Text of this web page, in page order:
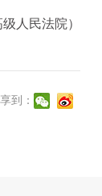
级人民法院）
到：